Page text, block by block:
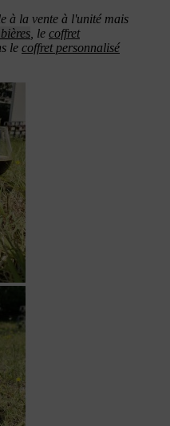
à la vente à l'unité mais
le coffret
le coffret personnalisé